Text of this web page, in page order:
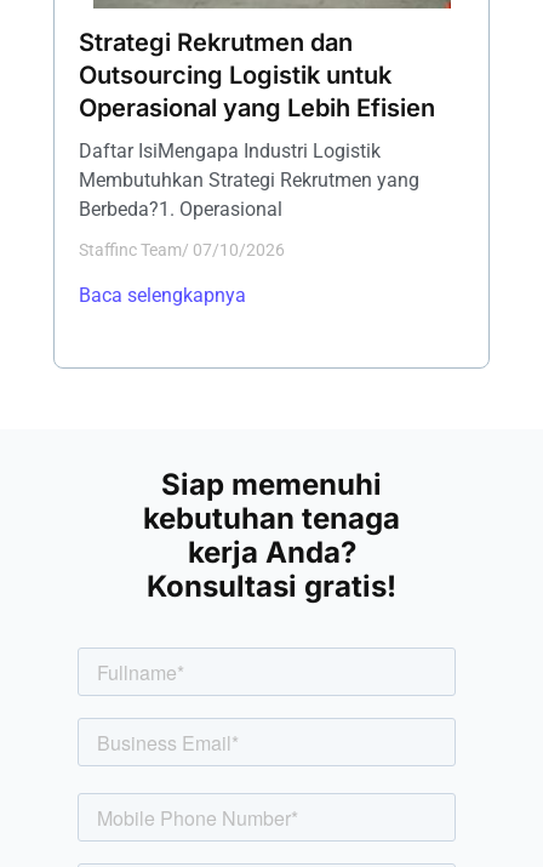
Strategi Rekrutmen dan
Outsourcing Logistik untuk
Operasional yang Lebih Efisien
Daftar IsiMengapa Industri Logistik
Membutuhkan Strategi Rekrutmen yang
Berbeda?1. Operasional
Staffinc Team/ 07/10/2026
Baca selengkapnya
Siap memenuhi
kebutuhan tenaga
kerja Anda?
Konsultasi gratis!